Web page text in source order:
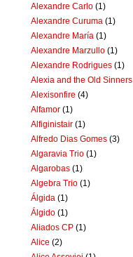
Alexandre Carlo (1)
Alexandre Curuma (1)
Alexandre María (1)
Alexandre Marzullo (1)
Alexandre Rodrigues (1)
Alexia and the Old Sinners
Alexisonfire (4)
Alfamor (1)
Alfiginistair (1)
Alfredo Dias Gomes (3)
Algaravia Trio (1)
Algarobas (1)
Algebra Trio (1)
Álgida (1)
Álgido (1)
Aliados CP (1)
Alice (2)